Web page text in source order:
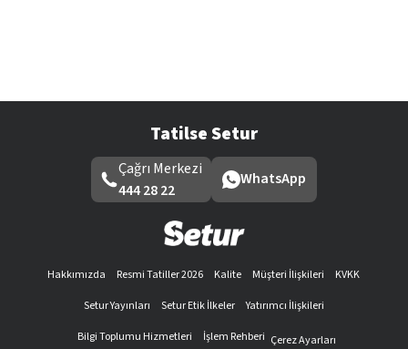
Tatilse Setur
Çağrı Merkezi
444 28 22
WhatsApp
Hakkımızda Resmi Tatiller 2026 Kalite Müşteri İlişkileri
KVKK
Setur Yayınları
Setur Etik İlkeler
Yatırımcı İlişkileri
Bilgi Toplumu Hizmetleri
İşlem Rehberi Çerez Ayarları